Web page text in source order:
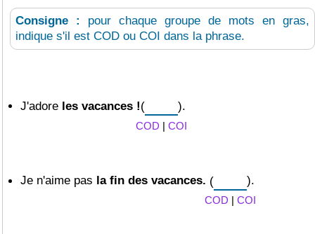
Consigne : pour chaque groupe de mots en gras,
indique s'il est COD ou COI dans la phrase.
J'adore les vacances !(
COD | COI
).
Je n'aime pas la fin des vacances. (
COD | COI
).